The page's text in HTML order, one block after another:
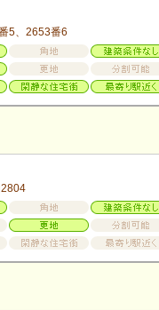
5、2653番6